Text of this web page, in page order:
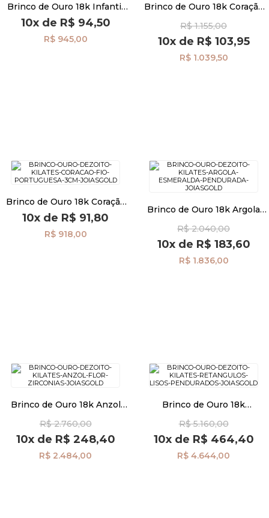
Brinco de Ouro 18k Infantil
Coração com Zircônia
Pendurada br29512
10xde R$ 94,50
R$ 945,00
Brinco de Ouro 18k Coração
Veneziana de 3cm br29510
R$ 1.155,00
10xde R$ 103,95
R$ 1.039,50
Brinco de Ouro 18k Coração
com Fio Portuguesa 3cm
br29504
10x de R$ 91,80
R$ 918,00
Brinco de Ouro 18k Argola
br29477
R$ 2.040,00
10xde R$ 183,60
R$ 1.836,00
Brinco de Ouro 18k Anzol
R$ 2.760,00
10xde R$ 248,40
R$ 2.484,00
Brinco de Ouro 18k
Pendurados br29502
R$ 5.160,00
10xde R$ 464,40
R$ 4.644,00
OFERTAS